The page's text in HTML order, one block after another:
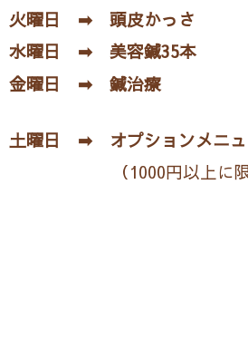
火曜日 ➡ 頭皮かっ
水曜日 ➡ 美容鍼35本
金曜日 ➡ 鍼治療
土曜日 ➡ オプションメニ
（1000円以上に